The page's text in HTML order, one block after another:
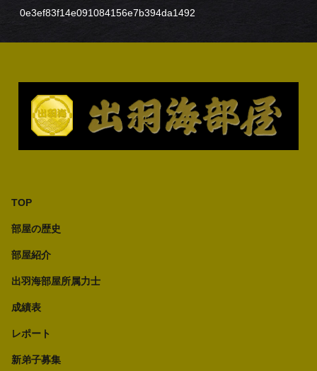
0e3ef83f14e091084156e7b394da1492
TOP
部屋の歴史
部屋紹介
出羽海部屋所属力士
成績表
レポート
新弟子募集